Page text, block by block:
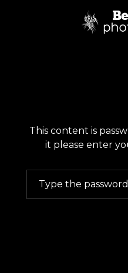
This content is
it please enter